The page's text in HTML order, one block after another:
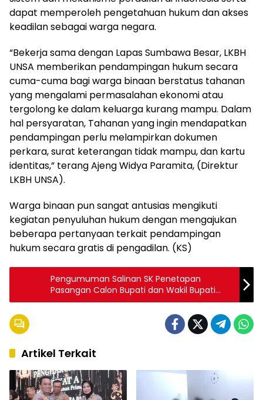
dapat memperoleh pengetahuan hukum dan akses
keadilan sebagai warga negara.
“Bekerja sama dengan Lapas Sumbawa Besar, LKBH
UNSA memberikan pendampingan hukum secara
cuma-cuma bagi warga binaan berstatus tahanan
yang mengalami permasalahan ekonomi atau
tergolong ke dalam keluarga kurang mampu. Dalam
hal persyaratan, Tahanan yang ingin mendapatkan
pendampingan perlu melampirkan dokumen
perkara, surat keterangan tidak mampu, dan kartu
identitas,” terang Ajeng Widya Paramita, (Direktur
LKBH UNSA).
Warga binaan pun sangat antusias mengikuti
kegiatan penyuluhan hukum dengan mengajukan
beberapa pertanyaan terkait pendampingan
hukum secara gratis di pengadilan. (KS)
Pengumuman Salinan SK Penetapan
Pasangan Calon Bupati dan Wakil Bupati
Sumbawa Terpilih di Pilkada 2024
Artikel Terkait